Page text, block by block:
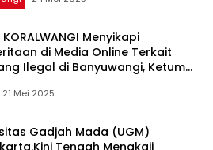
Menyikapi
di Media Online Terkait
Ilegal di Banyuwangi, Ketum
21 Mei 2025
Gadjah Mada (UGM)
Tengah Mengkaji